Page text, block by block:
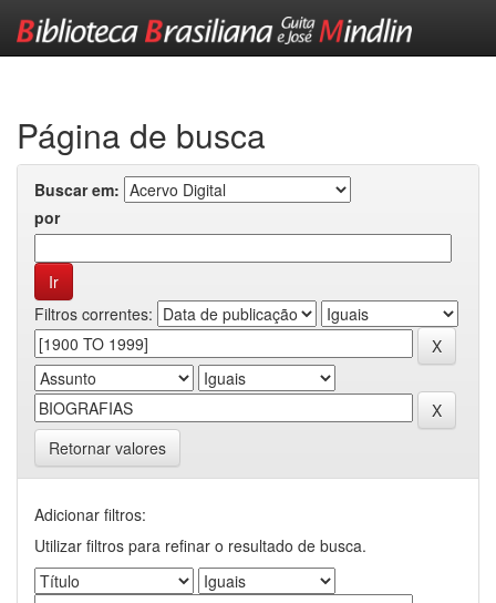
Página de busca
Buscar em:
por
Filtros correntes:
Retornar valores
Adicionar filtros:
Utilizar filtros para refinar o resultado de busca.